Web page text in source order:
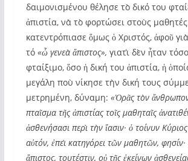
δαιμονισμένου θέλησε τὸ δικό του
ἀπιστία, νὰ τὸ φορτώσει στοὺς
κατεντρόπιασε ὅμως ὁ Χριστός, ἀφοῦ γιὰ
τό «ὦ γενεὰ ἄπιστος», γιατὶ δὲν ἦταν
φταίξιμο, ὅσο ἡ δική του ἀπιστία, ἡ
μεγάλη ποὺ νίκησε τὴν δική τους
μετρημένη, δύναμη: «Ὁρᾶς τὸν
πταῖσμα τῆς ἀπιστίας τοῖς μαθηταῖς
ἀσθενήσασι περὶ τὴν ἴασιν· ὁ τοίνυν
αὐτόν, ἐπεὶ κατηγόρει τῶν μαθητῶν,
ἄπιστος, τουτέστιν, οὐ τῆς ἐκείνων